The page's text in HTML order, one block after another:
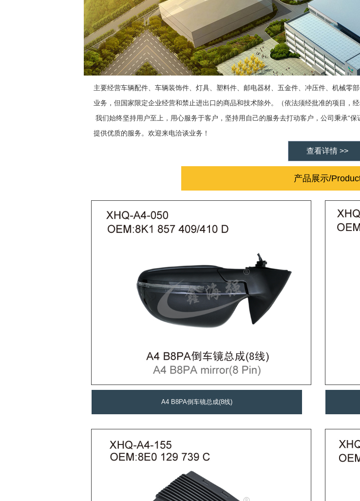
主要经营车辆配件、车辆装饰件、灯具、塑料件、邮电器材、五金件、冲压件、机械零
业务，但国家限定企业经营和禁止进出口的商品和技术除外。（依法须经批准的项目，
我们始终坚持用户至上，用心服务于客户，坚持用自己的服务去打动客户，公司秉承“保
提供优质的服务。欢迎来电洽谈业务！
查看详情 >>
产品展示/
A4 B8PA倒车镜总成(8线)